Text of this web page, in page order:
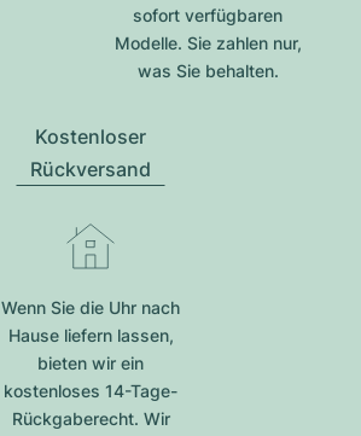
sofort verfügbaren
Modelle. Sie zahlen nur,
was Sie behalten.
Kostenloser
Rückversand
Wenn Sie die Uhr nach
Hause liefern lassen,
bieten wir ein
kostenloses 14-Tage-
Rückgaberecht. Wir